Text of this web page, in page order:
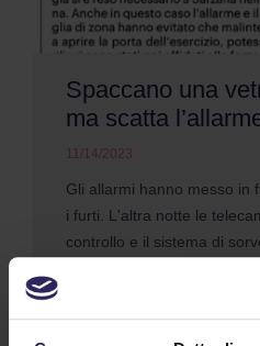
Spaccano una
ma scatta
11/14/2023
Gli allarmi hanno messo in
i furti. L'altra notte le
controllo e il sistema di